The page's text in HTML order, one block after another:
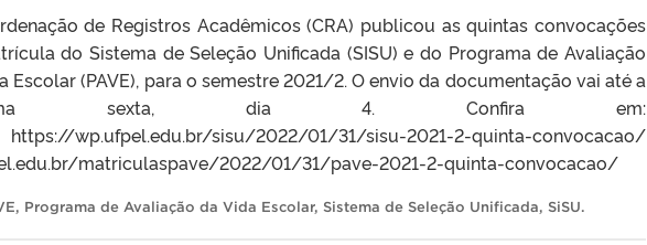
de Registros Acadêmicos (CRA) publicou as quintas convocações
do Sistema de Seleção Unificada (SISU) e do Programa de Avaliação
Escolar (PAVE), para o semestre 2021/2. O envio da documentação vai até a
sexta, dia 4. Confira em:
wp.ufpel.edu.br/sisu/2022/01/31/sisu-2021-2-quinta-convocacao/
matriculaspave/2022/01/31/pave-2021-2-quinta-convocacao/
, Programa de Avaliação da Vida Escolar, Sistema de Seleção Unificada, SiSU.